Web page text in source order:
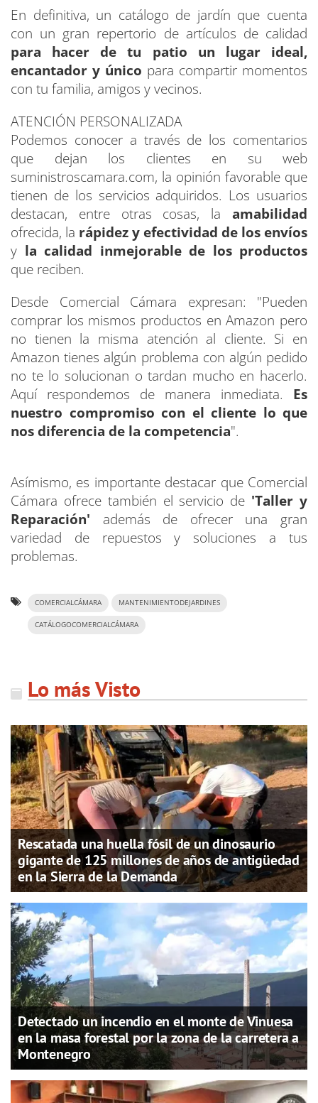
En definitiva, un catálogo de jardín que cuenta
con un gran repertorio de artículos de calidad
para hacer de tu patio un lugar ideal,
encantador y único para compartir momentos
con tu familia, amigos y vecinos.
ATENCIÓN PERSONALIZADA
Podemos conocer a través de los comentarios
que dejan los clientes en su web
suministroscamara.com, la opinión favorable que
tienen de los servicios adquiridos. Los usuarios
destacan, entre otras cosas, la amabilidad
ofrecida, la rápidez y efectividad de los envíos
y la calidad inmejorable de los productos
que reciben.
Desde Comercial Cámara expresan: "Pueden
comprar los mismos productos en Amazon pero
no tienen la misma atención al cliente. Si en
Amazon tienes algún problema con algún pedido
no te lo solucionan o tardan mucho en hacerlo.
Aquí respondemos de manera inmediata. Es
nuestro compromiso con el cliente lo que
nos diferencia de la competencia".
Asímismo, es importante destacar que Comercial
Cámara ofrece también el servicio de 'Taller y
Reparación' además de ofrecer una gran
variedad de repuestos y soluciones a tus
problemas.
COMERCIALCÁMARA MANTENIMIENTODEJARDINES
CATÁLOGOCOMERCIALCÁMARA
Lo más Visto
Rescatada una huella fósil de un dinosaurio
gigante de 125 millones de años de antigüedad
en la Sierra de la Demanda
Detectado un incendio en el monte de Vinuesa
en la masa forestal por la zona de la carretera a
Montenegro